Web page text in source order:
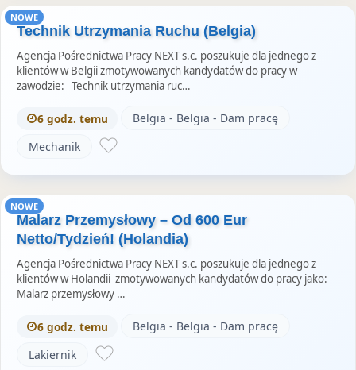
NOWE
Technik Utrzymania Ruchu (Belgia)
Agencja Pośrednictwa Pracy NEXT s.c. poszukuje dla jednego z
klientów w Belgii zmotywowanych kandydatów do pracy w
zawodzie: Technik utrzymania ruc…
6 godz. temu
Belgia - Belgia - Dam pracę
Mechanik
NOWE
Malarz Przemysłowy – Od 600 Eur
Netto/Tydzień! (Holandia)
Agencja Pośrednictwa Pracy NEXT s.c. poszukuje dla jednego z
klientów w Holandii zmotywowanych kandydatów do pracy jako:
Malarz przemysłowy …
6 godz. temu
Belgia - Belgia - Dam pracę
Lakiernik